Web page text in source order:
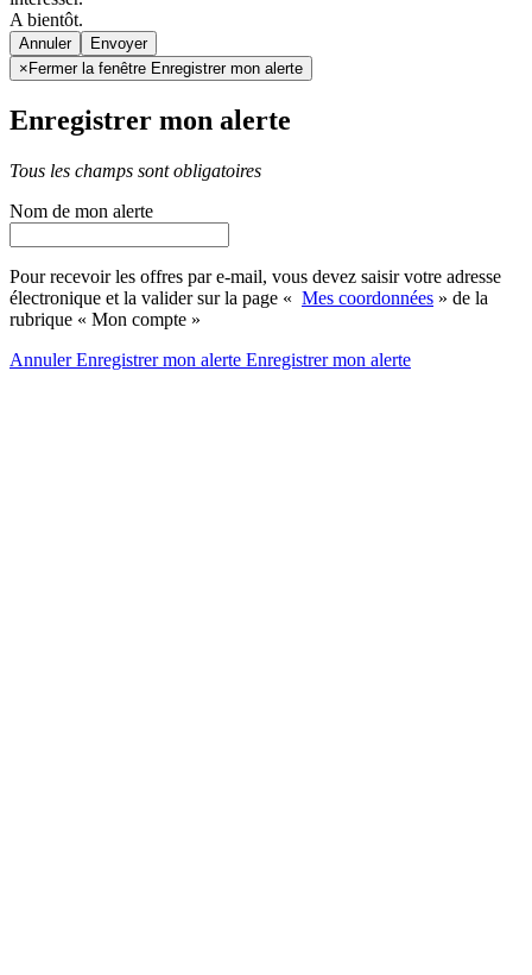
A bientôt.
Annuler
× Fermer la fenêtre Enregistrer mon alerte
Enregistrer mon alerte
Tous les champs sont obligatoires
Nom de mon alerte
Pour recevoir les offres par e-mail, vous devez saisir votre adresse
électronique et la valider sur la page « Mes coordonnées » de la
rubrique « Mon compte »
AnnulerEnregistrer mon alerte Enregistrermon alerte